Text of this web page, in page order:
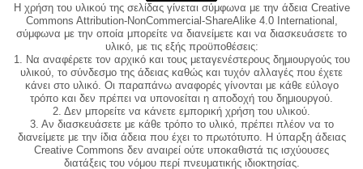
Η χρήση του υλικού της σελίδας γίνεται σύμφωνα με την άδεια Creative
Commons Attribution-NonCommercial-ShareAlike 4.0 International,
σύμφωνα με την οποία μπορείτε να διανείμετε και να διασκευάσετε το
υλικό, με τις εξής προϋποθέσεις:
1. Να αναφέρετε τον αρχικό και τους μεταγενέστερους δημιουργούς του
υλικού, το σύνδεσμο της άδειας καθώς και τυχόν αλλαγές που έχετε
κάνει στο υλικό. Οι παραπάνω αναφορές γίνονται με κάθε εύλογο
τρόπο και δεν πρέπει να υπονοείται η αποδοχή του δημιουργού.
2. Δεν μπορείτε να κάνετε εμπορική χρήση του υλικού.
3. Αν διασκευάσετε με κάθε τρόπο το υλικό, πρέπει πλέον να το
διανείμετε με την ίδια άδεια που έχει το πρωτότυπο. Η ύπαρξη άδειας
Creative Commons δεν αναιρεί ούτε υποκαθιστά τις ισχύουσες
διατάξεις του νόμου περί πνευματικής ιδιοκτησίας.